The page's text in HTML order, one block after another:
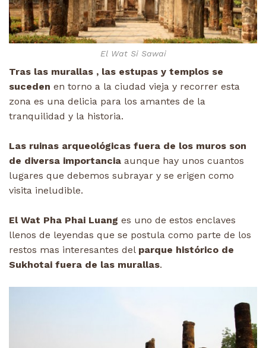
El Wat Si Sawai
Tras las murallas , las estupas y templos se
suceden en torno a la ciudad vieja y recorrer esta
zona es una delicia para los amantes de la
tranquilidad y la historia.
Las ruinas arqueológicas fuera de los muros son
de diversa importancia aunque hay unos cuantos
lugares que debemos subrayar y se erigen como
visita ineludible.
El Wat Pha Phai Luang es uno de estos enclaves
llenos de leyendas que se postula como parte de los
restos mas interesantes del parque histórico de
Sukhotai fuera de las murallas.